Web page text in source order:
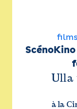
Ulla
à la